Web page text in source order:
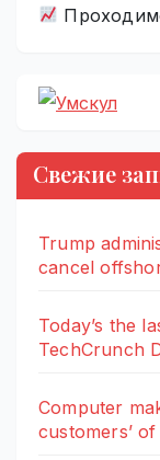
Свежие
Trump
cancel
Today’s the
TechCrunch
Computer
customers’